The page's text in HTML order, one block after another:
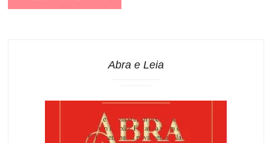
Abra e Leia